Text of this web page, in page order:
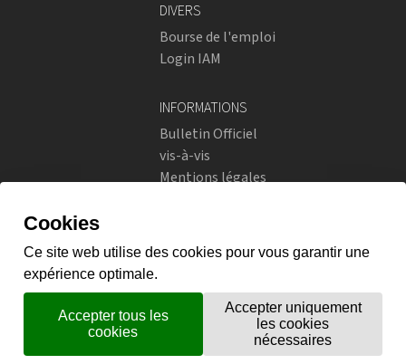
DIVERS
Bourse de l'emploi
Login IAM
INFORMATIONS
Bulletin Officiel
vis-à-vis
Mentions légales
Instagram
flickr